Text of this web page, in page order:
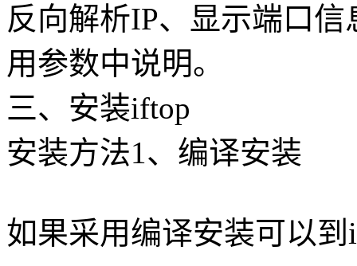
反向解析IP、显示端口
用参数中说明。
三、安装iftop
安装方法1、编译安装
如果采用编译安装可以